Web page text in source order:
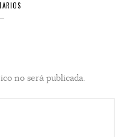
no será publicada.